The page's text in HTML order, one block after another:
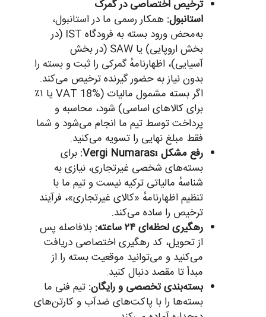
ترخیص اختصاصی در گمرک
استانبول: همکار رسمی ما در استانبول،
به‌محض ورود بسته به فرودگاه IST (در
بخش اروپایی) یا SAW (در بخش
آسیایی)، اظهارنامهٔ گمرکی را ثبت و بسته را
بدون نیاز به حضور گیرنده ترخیص می‌کند.
اگر بسته مشمول مالیات (VAT 18% یا ۱٪
برای کالاهای اساسی) شود، محاسبه و
پرداخت توسط تیم ما انجام می‌شود و شما
فقط مبلغ نهایی را تسویه می‌کنید.
رفع مشکل Vergi Numarası:
برای
بسته‌های شخصی غیرتجاری، نیازی به
شناسهٔ مالیاتی ترکیه نیست و تیم ما با
تنظیم اظهارنامهٔ «کالای غیرتجاری»، فرآیند
ترخیص را ساده می‌کند.
رهگیری لحظه‌ای ۲۴ ساعته:
بلافاصله پس
از تحویل، کد رهگیری اختصاصی دریافت
می‌کنید و می‌توانید موقعیت بسته را از
مبدأ تا مقصد دنبال کنید.
بسته‌بندی تخصصی و رایگان: تیم فنی ما
بسته‌ها را با پاکت‌های ضدآب و کارتن‌های